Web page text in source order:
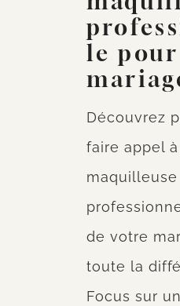
le
Découvrez
faire appel
maquilleuse
de votre
toute la
Focus sur